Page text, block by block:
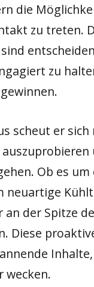
die
zu treten.
zu
scheut er sich
Ob es
neuartige
der Spitze
Diese
wecken.